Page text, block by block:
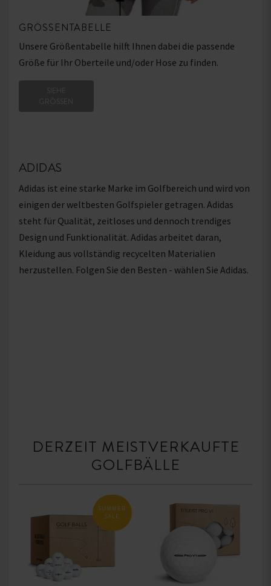
GRÖSSENTABELLE
Unsere Größentabelle hilft Ihnen dabei die passende
Größe für Ihr Oberteile und/oder Hose zu finden.
GRÖSSEN
ADIDAS
Adidas ist eine starke Marke im Golfbereich und wird von
einigen der weltbesten Golfspieler getragen. Adidas
steht für Qualität, zeitloses und dennoch trendiges
Design und Funktionalität. Adidas arbeitet daran,
Kleidung aus vollständig recycelten Materialien
herzustellen. Folgen Sie den Besten - wählen Sie Adidas.
DERZEIT MEISTVERKAUFTE
GOLFBÄLLE
SUMMER
SALE